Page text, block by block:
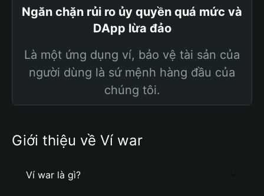
Ngăn chặn rủi ro ủy quyền quá mức và
DApp lừa đảo
Là một ứng dụng ví, bảo vệ tài sản của
người dùng là sứ mệnh hàng đầu của
chúng tôi.
Giới thiệu về Ví war
Ví war là gì?